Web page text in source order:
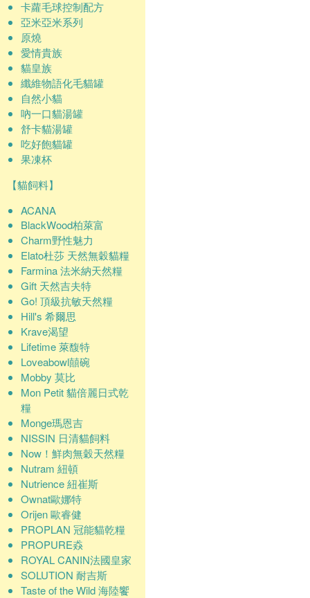
卡蘿毛球控制配方
亞米亞米系列
原燒
愛情貴族
貓皇族
纖維物語化毛貓罐
自然小貓
吶一口貓湯罐
舒卡貓湯罐
吃好飽貓罐
果凍杯
【貓飼料】
ACANA
BlackWood柏萊富
Charm野性魅力
Elato杜莎 天然無穀貓糧
Farmina 法米納天然糧
Gift 天然吉夫特
Go! 頂級抗敏天然糧
Hill's 希爾思
Krave渴望
Lifetime 萊馥特
Loveabowl囍碗
Mobby 莫比
Mon Petit 貓倍麗日式乾
糧
Monge瑪恩吉
NISSIN 日清貓飼料
Now！鮮肉無穀天然糧
Nutram 紐頓
Nutrience 紐崔斯
Ownat歐娜特
Orijen 歐睿健
PROPLAN 冠能貓乾糧
PROPURE猋
ROYAL CANIN法國皇家
SOLUTION 耐吉斯
Taste of the Wild 海陸饗